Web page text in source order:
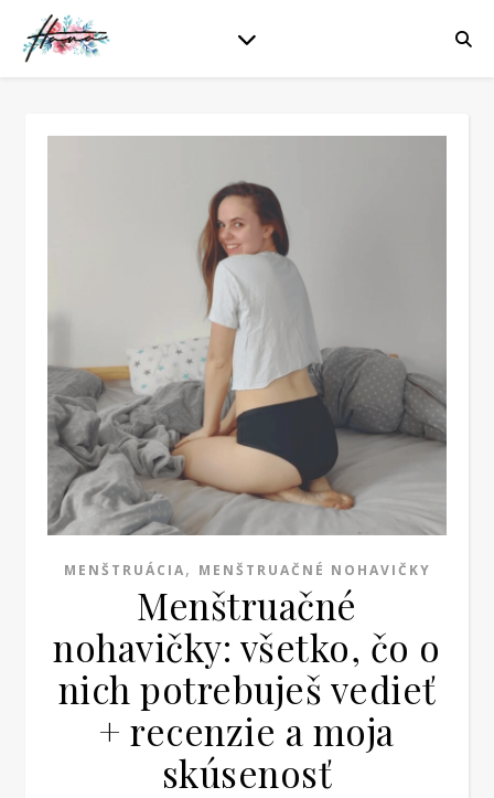
MENŠTRUÁCIA, MENŠTRUAČNÉ NOHAVIČKY
Menštruačné
nohavičky: všetko, čo o
nich potrebuješ vedieť
+ recenzie a moja
skúsenosť